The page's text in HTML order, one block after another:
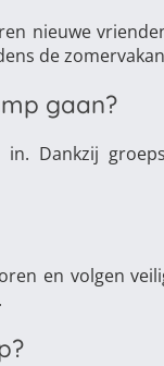
nieuwe
de
gaan?
Dankzij
en volgen